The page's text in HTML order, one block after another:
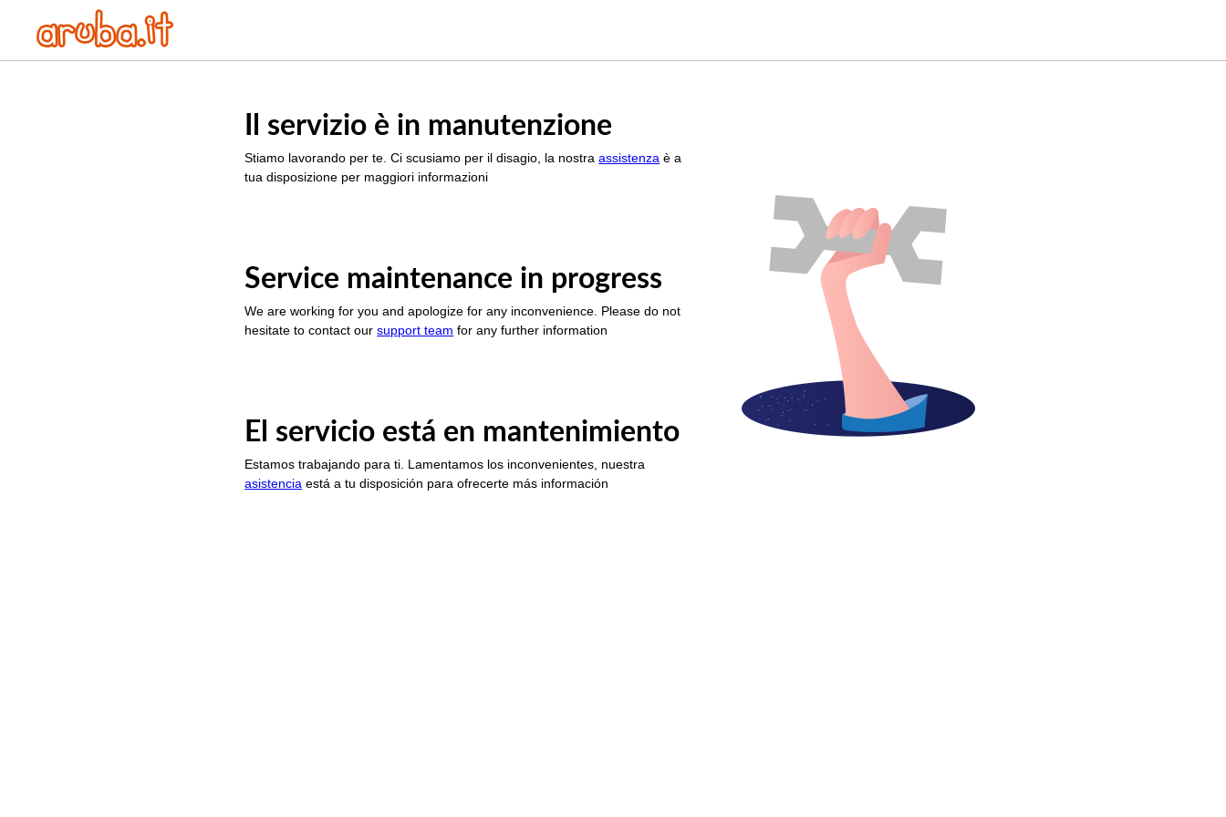
Il servizio è in manutenzione
Stiamo lavorando per te. Ci scusiamo per il disagio, la nostraassistenza è a
tua disposizione per maggiori informazioni
Service maintenance in progress
We are working for you and apologize for any inconvenience. Please do not
hesitate to contact oursupport team for any further information
El servicio está en mantenimiento
Estamos trabajando para ti. Lamentamos los inconvenientes, nuestra
asistencia está a tu disposición para ofrecerte más información